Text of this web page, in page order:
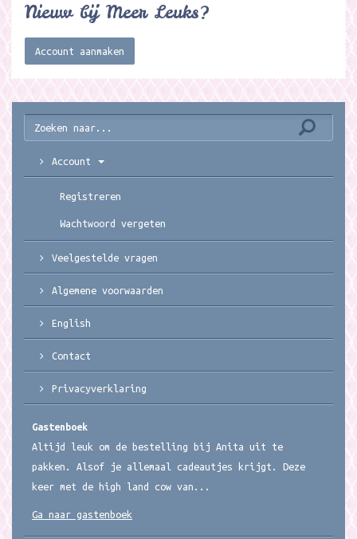
Nieuw bij Meer Leuks?
Account aanmaken
Account
Registreren
Wachtwoord vergeten
Veelgestelde vragen
Algemene voorwaarden
English
Contact
Privacyverklaring
Gastenboek
Altijd leuk om de bestelling bij Anita uit te
pakken. Alsof je allemaal cadeautjes krijgt. Deze
keer met de high land cow van...
Ga naar gastenboek